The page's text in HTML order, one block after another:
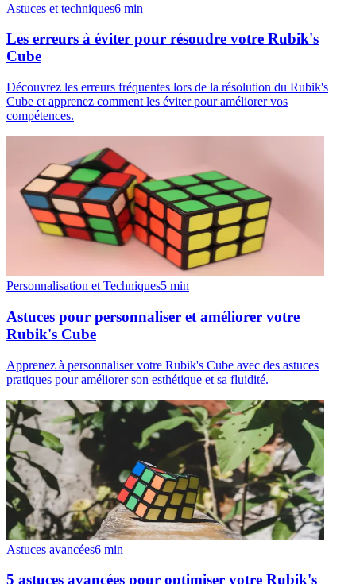
Astuces et techniques6 min
Les erreurs à éviter pour résoudre votre Rubik's
Cube
Découvrez les erreurs fréquentes lors de la résolution du Rubik's
Cube et apprenez comment les éviter pour améliorer vos
compétences.
Personnalisation et Techniques5 min
Astuces pour personnaliser et améliorer votre
Rubik's Cube
Apprenez à personnaliser votre Rubik's Cube avec des astuces
pratiques pour améliorer son esthétique et sa fluidité.
Astuces avancées6 min
5 astuces avancées pour optimiser votre Rubik's